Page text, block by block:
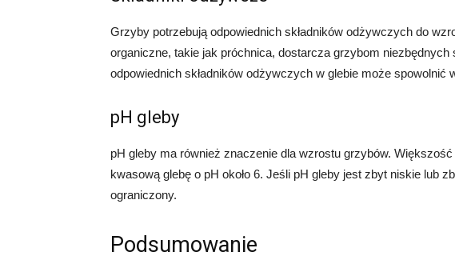
Grzyby potrzebują odpowiednich składników odżywczych do
organiczne, takie jak próchnica, dostarcza grzybom niezbędnych
odpowiednich składników odżywczych w glebie może spowolnić
pH gleby
pH gleby ma również znaczenie dla wzrostu grzybów.
kwasową glebę o pH około 6. Jeśli pH gleby jest zbyt niskie lub
ograniczony.
Podsumowanie